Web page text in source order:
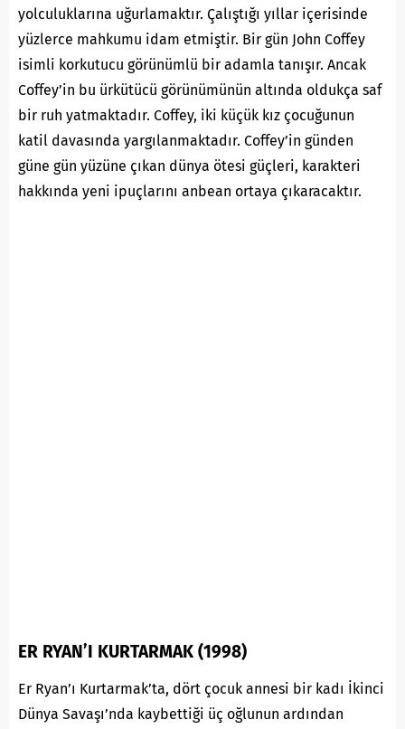
yolculuklarına uğurlamaktır. Çalıştığı yıllar içerisinde
yüzlerce mahkumu idam etmiştir. Bir gün John Coffey
isimli korkutucu görünümlü bir adamla tanışır. Ancak
Coffey’in bu ürkütücü görünümünün altında oldukça saf
bir ruh yatmaktadır. Coffey, iki küçük kız çocuğunun
katil davasında yargılanmaktadır. Coffey’in günden
güne gün yüzüne çıkan dünya ötesi güçleri, karakteri
hakkında yeni ipuçlarını anbean ortaya çıkaracaktır.
ER RYAN’I KURTARMAK (1998)
Er Ryan’ı Kurtarmak’ta, dört çocuk annesi bir kadı İkinci
Dünya Savaşı’nda kaybettiği üç oğlunun ardından